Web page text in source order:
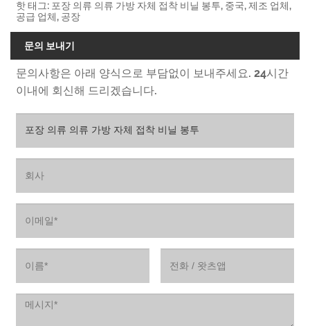
핫 태그: 포장 의류 의류 가방 자체 접착 비닐 봉투, 중국, 제조 업체,
공급 업체, 공장
문의 보내기
문의사항은 아래 양식으로 부담없이 보내주세요. 24시간
이내에 회신해 드리겠습니다.